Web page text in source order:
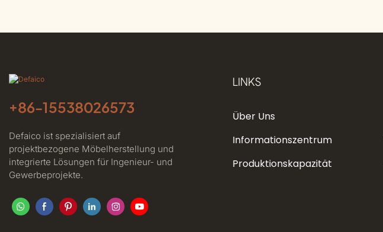
+86-15538026573
Defaico ist spezialisiert auf
projektbezogene Möbelherstellung und
integrierte Lösungen für Ingenieur- und
Gewerbeprojekte.
LINKS
Über Uns
Informationszentrum
Produktionskapazität